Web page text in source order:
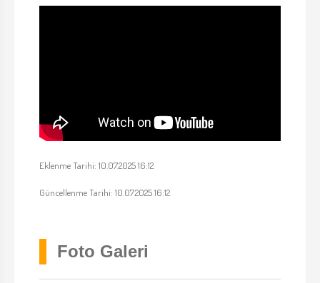
Eklenme Tarihi: 10.07.2025 16:12
Güncellenme Tarihi: 10.07.2025 16:12
Foto Galeri